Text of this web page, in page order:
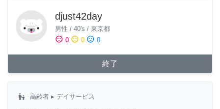
djust42day
男性 / 40's / 東京都
sentiment_satisfied 0 sentiment_neutral 0 sentiment_dissatisfied 0
終了
escalator_warning 高齢者 ▸ デイサービス